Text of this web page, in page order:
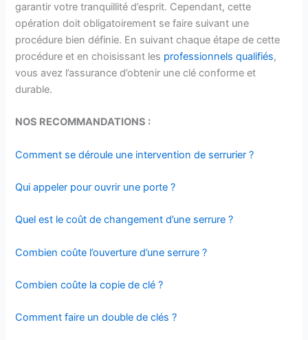
garantir votre tranquillité d’esprit. Cependant, cette
opération doit obligatoirement se faire suivant une
procédure bien définie. En suivant chaque étape de cette
procédure et en choisissant les professionnels qualifiés,
vous avez l’assurance d’obtenir une clé conforme et
durable.
NOS RECOMMANDATIONS :
Comment se déroule une intervention de serrurier ?
Qui appeler pour ouvrir une porte ?
Quel est le coût de changement d’une serrure ?
Combien coûte l’ouverture d’une serrure ?
Combien coûte la copie de clé ?
Comment faire un double de clés ?